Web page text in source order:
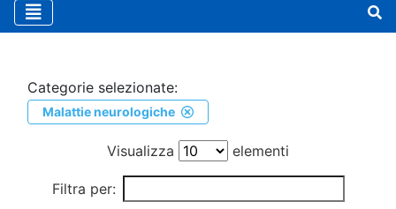
Ricerca
Categorie selezionate:
Malattie neurologiche
Visualizza elementi
Filtra per: